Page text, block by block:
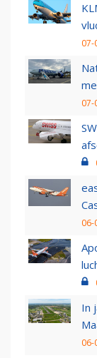
07-
07-
06-
In
06-